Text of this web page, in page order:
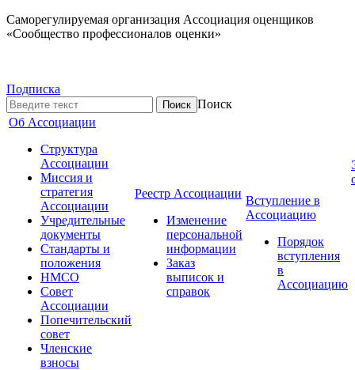
Саморегулируемая организация Ассоциация оценщиков
«Сообщество профессионалов оценки»
Подписка
Поиск
Об Ассоциации
Структура
Ассоциации
Миссия и
стратегия
Ассоциации
Учредительные
документы
Стандарты и
положения
НМСО
Совет
Ассоциации
Попечительский
совет
Членские
взносы
Реестр Ассоциации
Изменение
персональной
информации
Заказ
выписок и
справок
Вступление в
Ассоциацию
Порядок
вступления
в
Ассоциацию